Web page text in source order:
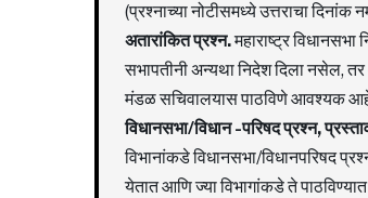
(प्रश्नाच्या नोटीसमध्ये उत्तराचा
अतारांकित प्रश्न.महाराष्ट्र
सभापतीनी अन्यथा निदेश दिला नसेल, तर
मंडळ सचिवालयास पाठविणे आवश्यक
विधानसभा/विधान -परिषद प्रश्न,
विभानांकडे विधानसभा/विधानपरिषद
येतात आणि ज्या विभागांकडे ते